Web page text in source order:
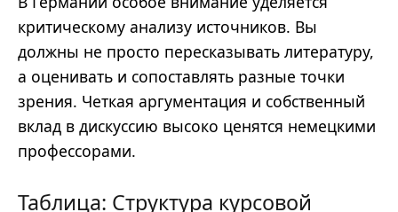
критическому анализу источников. Вы
должны не просто пересказывать литературу,
а оценивать и сопоставлять разные точки
зрения. Четкая аргументация и собственный
вклад в дискуссию высоко ценятся немецкими
профессорами.
Таблица: Структура курсовой